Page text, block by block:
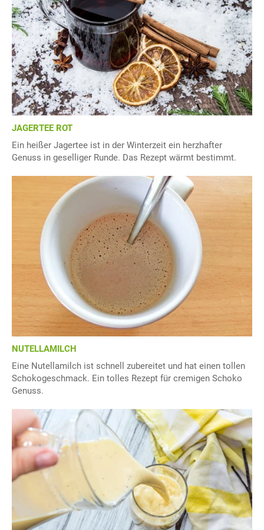
JAGERTEE ROT
Ein heißer Jagertee ist in der Winterzeit ein herzhafter
Genuss in geselliger Runde. Das Rezept wärmt bestimmt.
NUTELLAMILCH
Eine Nutellamilch ist schnell zubereitet und hat einen tollen
Schokogeschmack. Ein tolles Rezept für cremigen Schoko
Genuss.